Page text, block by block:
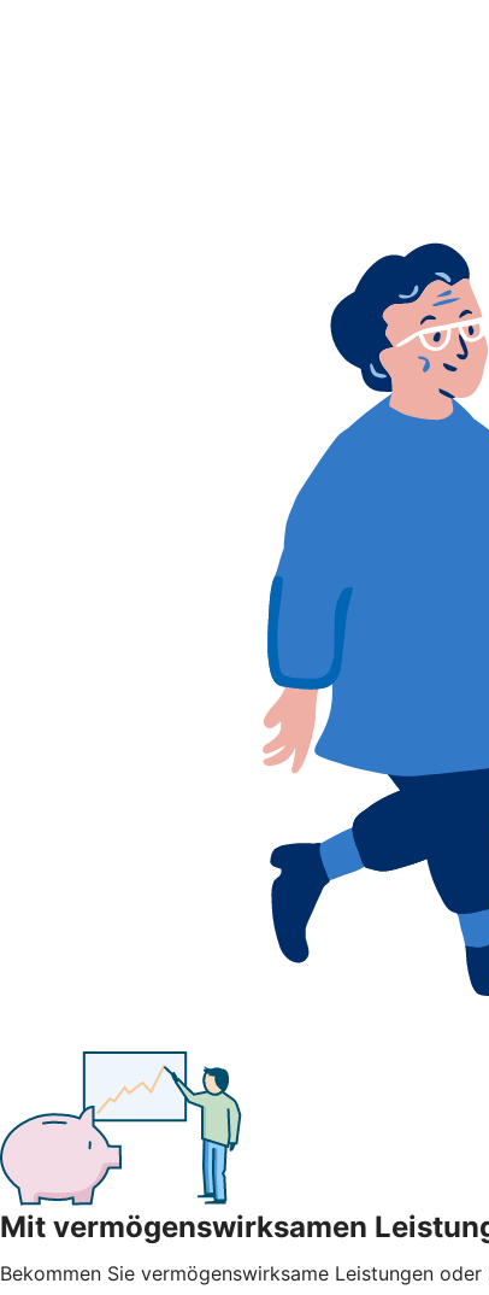
Mit vermögenswirksamen
Bekommen Sie vermögenswirksame Leistungen